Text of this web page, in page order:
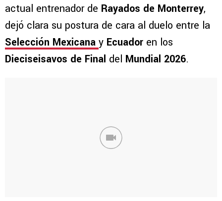
actual entrenador de Rayados de Monterrey,
dejó clara su postura de cara al duelo entre la
Selección Mexicana y Ecuador en los
Dieciseisavos de Final del Mundial 2026.